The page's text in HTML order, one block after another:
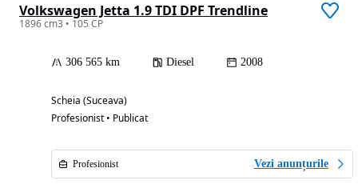
Volkswagen Jetta 1.9 TDI DPF Trendline
1896 cm3 • 105 CP
306 565 km Diesel 2008
Scheia (Suceava)
Profesionist • Publicat
Profesionist Vezi anunțurile